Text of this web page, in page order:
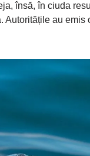
însă, în ciuda
Autoritățile au